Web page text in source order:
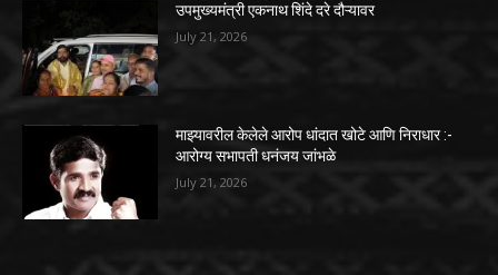
उपमुख्यमंत्री एकनाथ शिंदे दरे दौऱ्यावर
July 21, 2026
माझ्यावरील केलेले आरोप धांदात खोटे आणि निराधार :-
आरोग्य सभापती धनंजय जांभळे
July 21, 2026